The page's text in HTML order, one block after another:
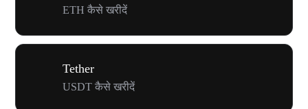
ETH कैसे खरीदें
Tether
USDT कैसे खरीदें